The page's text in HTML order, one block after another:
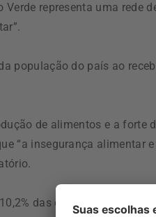
Verde representa uma
população do país ao
de alimentos e a forte
“a insegurança
das crianças até aos